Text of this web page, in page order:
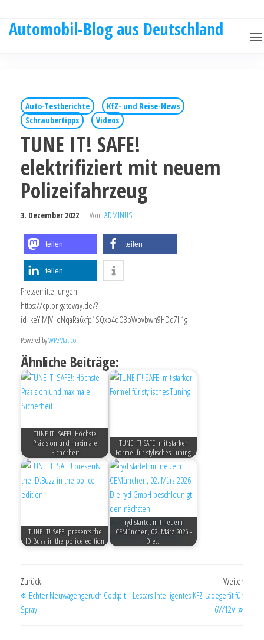
Automobil-Blog aus Deutschland
Auto-Testberichte
KfZ- und Reise-News
Schraubertipps
Videos
TUNE IT! SAFE!
elektrifiziert mit neuem
Polizeifahrzeug
3. Dezember 2022 Von ADMINUS
teilen teilen
teilen
Pressemitteilungen
https://cp.pr-gateway.de/?
id=keYlMJV_oNqaRa6xfp1SQxo4qO3pWovbwn9HDd7Il1g
Powered byWPeMatico
Ähnliche Beiträge:
TUNE IT! SAFE!: Höchste
Präzision und maximale
Sicherheit
TUNE IT! SAFE! mit starker
Formel für stylisches Tuning
TUNE IT! SAFE! presents the
ID.Buzz in the police edition
ryd startet mit neuem
CEMünchen, 02. März 2026 -
Die…
Zurück
Echter Neuwagengeruch Cockpit
Spray
Weiter
Lescars Intelligentes KFZ-Ladegerät für
6V/12V